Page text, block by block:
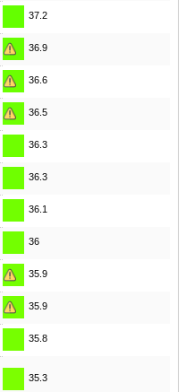
37.2
36.9
36.6
36.5
36.3
36.3
36.1
36
35.9
35.9
35.8
35.3